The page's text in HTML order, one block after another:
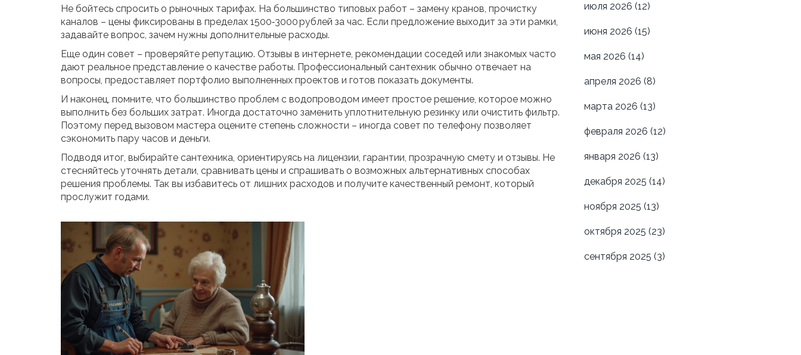
Не бойтесь спросить о рыночных тарифах. На большинство типовых работ – замену кранов, прочистку
каналов – цены фиксированы в пределах 1500‑3000 рублей за час. Если предложение выходит за эти рамки,
задавайте вопрос, зачем нужны дополнительные расходы.
Еще один совет – проверяйте репутацию. Отзывы в интернете, рекомендации соседей или знакомых часто
дают реальное представление о качестве работы. Профессиональный сантехник обычно отвечает на
вопросы, предоставляет портфолио выполненных проектов и готов показать документы.
И наконец, помните, что большинство проблем с водопроводом имеет простое решение, которое можно
выполнить без больших затрат. Иногда достаточно заменить уплотнительную резинку или очистить фильтр.
Поэтому перед вызовом мастера оцените степень сложности – иногда совет по телефону позволяет
сэкономить пару часов и деньги.
Подводя итог, выбирайте сантехника, ориентируясь на лицензии, гарантии, прозрачную смету и отзывы. Не
стесняйтесь уточнять детали, сравнивать цены и спрашивать о возможных альтернативных способах
решения проблемы. Так вы избавитесь от лишних расходов и получите качественный ремонт, который
прослужит годами.
июля 2026 (12)
июня 2026 (15)
мая 2026 (14)
апреля 2026 (8)
марта 2026 (13)
февраля 2026 (12)
января 2026 (13)
декабря 2025 (14)
ноября 2025 (13)
октября 2025 (23)
сентября 2025 (3)